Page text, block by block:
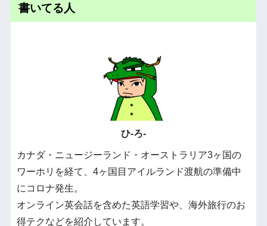
書いてる人
ひ-ろ-
カナダ・ニュージーランド・オーストラリア3ヶ国の
ワーホリを経て、4ヶ国目アイルランド渡航の準備中
にコロナ発生。
オンライン英会話を含めた英語学習や、海外旅行のお
得テクなどを紹介しています。